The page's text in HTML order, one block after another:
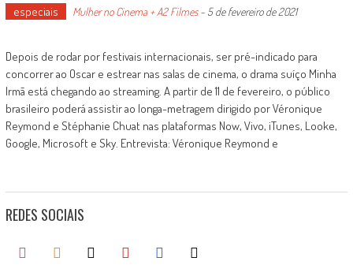
especiais Mulher no Cinema + A2 Filmes- 5 de fevereiro de 2021
Depois de rodar por festivais internacionais, ser pré-indicado para
concorrer ao Oscar e estrear nas salas de cinema, o drama suíço Minha
Irmã está chegando ao streaming. A partir de 11 de fevereiro, o público
brasileiro poderá assistir ao longa-metragem dirigido por Véronique
Reymond e Stéphanie Chuat nas plataformas Now, Vivo, iTunes, Looke,
Google, Microsoft e Sky. Entrevista: Véronique Reymond e
REDES SOCIAIS